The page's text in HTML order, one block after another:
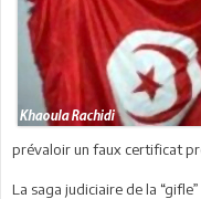
prévaloir un faux certificat
La saga judiciaire de la